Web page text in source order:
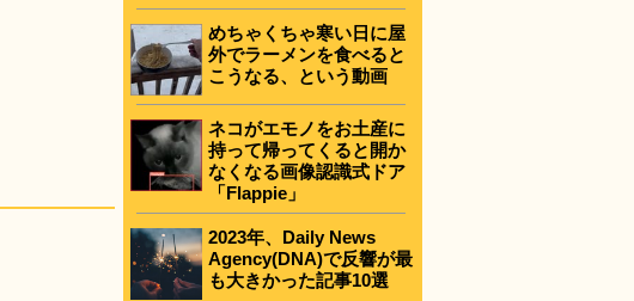
めちゃくちゃ寒い日に屋
外でラーメンを食べると
こうなる、という動画
ネコがエモノをお土産に
持って帰ってくると開か
なくなる画像認識式ドア
「Flappie」
2023年、Daily News
Agency(DNA)で反響が最
も大きかった記事10選